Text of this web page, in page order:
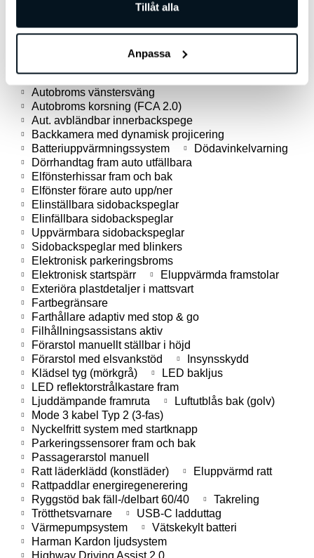
Tillåt alla
Anpassa
2x12.3"+1x5.3" Skärmar m. DAB
Kia Connect
10.5 kW 3-fasladdare
Apple CarPlay™
Autobroms fotgängare/cyklist
Autobroms vänstersväng
Autobroms korsning (FCA 2.0)
Aut. avbländbar innerbackspege
Backkamera med dynamisk projicering
Batteriuppvärmningssystem
Dödavinkelvarning
Dörrhandtag fram auto utfällbara
Elfönsterhissar fram och bak
Elfönster förare auto upp/ner
Elinställbara sidobackspeglar
Elinfällbara sidobackspeglar
Uppvärmbara sidobackspeglar
Sidobackspeglar med blinkers
Elektronisk parkeringsbroms
Elektronisk startspärr
Eluppvärmda framstolar
Exteriöra plastdetaljer i mattsvart
Fartbegränsare
Farthållare adaptiv med stop & go
Filhållningsassistans aktiv
Förarstol manuellt ställbar i höjd
Förarstol med elsvankstöd
Insynsskydd
Klädsel tyg (mörkgrå)
LED bakljus
LED reflektorstrålkastare fram
Ljuddämpande framruta
Luftutblås bak (golv)
Mode 3 kabel Typ 2 (3-fas)
Nyckelfritt system med startknapp
Parkeringssensorer fram och bak
Passagerarstol manuell
Ratt läderklädd (konstläder)
Eluppvärmd ratt
Rattpaddlar energiregenerering
Ryggstöd bak fäll-/delbart 60/40
Takreling
Trötthetsvarnare
USB-C ladduttag
Värmepumpsystem
Vätskekylt batteri
Harman Kardon ljudsystem
Highway Driving Assist 2.0